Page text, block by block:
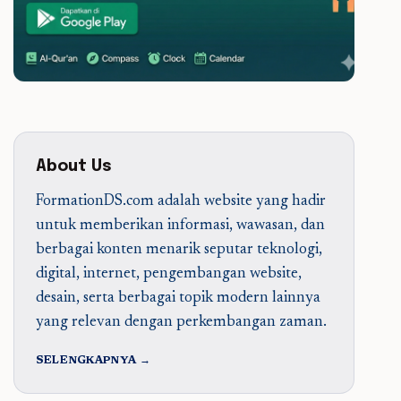
About Us
FormationDS.com adalah website yang hadir
untuk memberikan informasi, wawasan, dan
berbagai konten menarik seputar teknologi,
digital, internet, pengembangan website,
desain, serta berbagai topik modern lainnya
yang relevan dengan perkembangan zaman.
SELENGKAPNYA →